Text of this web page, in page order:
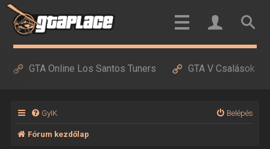
GTA Online Los Santos Tuners GTA V Csalások
GyIK Belépés
Fórum kezdőlap